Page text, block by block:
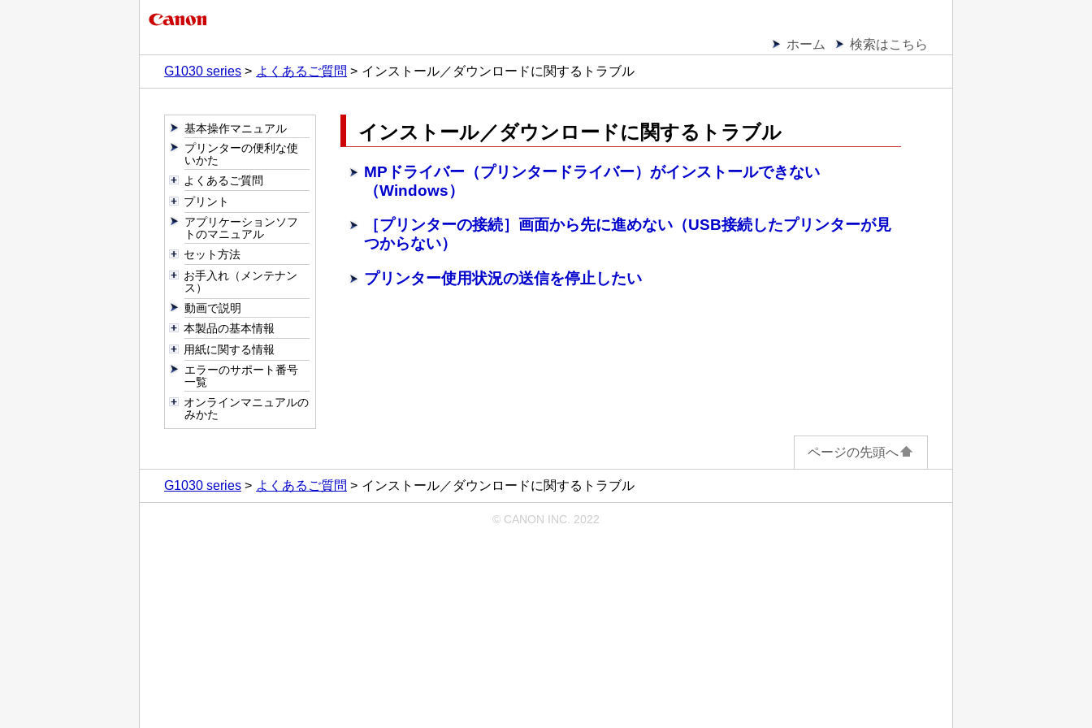
ホーム
検索はこちら
G1030 series
よくあるご質問 インストール／ダウンロードに関するトラブル
基本操作マニュアル
プリンターの便利な使
いかた
よくあるご質問
プリント
アプリケーションソフ
トのマニュアル
セット方法
お手入れ（メンテナン
ス）
動画で説明
本製品の基本情報
用紙に関する情報
エラーのサポート番号
一覧
オンラインマニュアルの
みかた
インストール／ダウンロードに関するトラブル
MPドライバー（プリンタードライバー）がインストールできない
（Windows）
［プリンターの接続］画面から先に進めない（USB接続したプリンターが見
つからない）
プリンター使用状況の送信を停止したい
ページの先頭へ
G1030 series よくあるご質問 インストール／ダウンロードに関するトラブル
© CANON INC. 2022